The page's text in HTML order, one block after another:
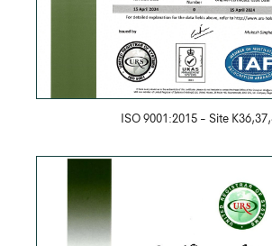
ISO 9001:2015 - Site